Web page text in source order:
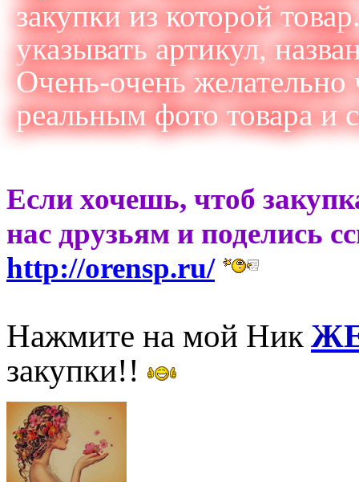
закупки из которой
указывать артикул,
Очень-очень
реальным фото товара и
Если хочешь, чтоб
нас друзьям и поделись
http://orensp.ru/
Нажмите на мой Ник
закупки!!